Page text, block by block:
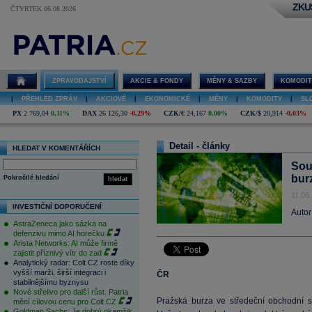
ČTVRTEK 06.08.2026
ZPRAVODAJSTVÍ AKCIE & FONDY MĚNY & SAZBY
PŘEHLED ZPRÁV AKCIOVÉ EKONOMICKÉ MĚNY KOMODITY
PX 2 769,04 0,11% DAX 26 126,30 -0,29% CZK/€ 24,167 0,00% CZK/$ 20,914 -0,03%
HLEDAT V KOMENTÁŘÍCH
hledat
Pokročilé hledání
INVESTIČNÍ DOPORUČENÍ
AstraZeneca jako sázka na
defenzivu mimo AI horečku
Arista Networks: AI může firmě
zajistit příznivý vítr do zad
Analytický radar: Colt CZ roste díky
vyšší marži, širší integraci i
stabilnějšímu byznysu
Nové střelivo pro další růst. Patria
mění cílovou cenu pro Colt CZ
Detail - články
ČR
Pražská burza ve středeční